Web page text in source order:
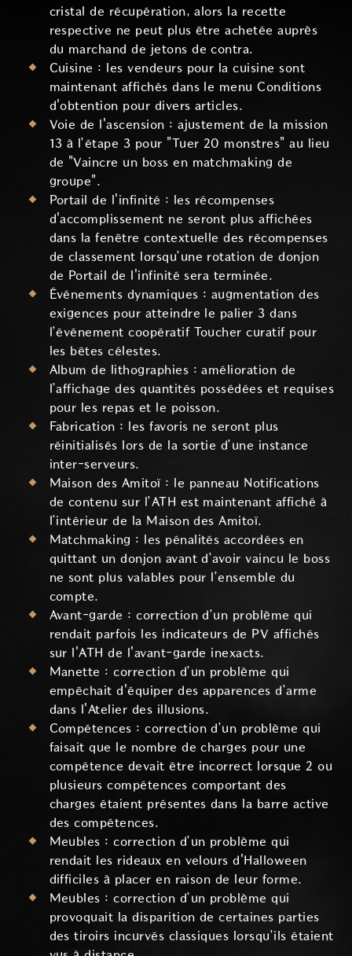
cristal de récupération, alors la recette
respective ne peut plus être achetée auprès
du marchand de jetons de contra.
Cuisine : les vendeurs pour la cuisine sont
maintenant affichés dans le menu Conditions
d'obtention pour divers articles.
Voie de l'ascension : ajustement de la mission
13 à l’étape 3 pour "Tuer 20 monstres" au lieu
de "Vaincre un boss en matchmaking de
groupe".
Portail de l'infinité : les récompenses
d'accomplissement ne seront plus affichées
dans la fenêtre contextuelle des récompenses
de classement lorsqu’une rotation de donjon
de Portail de l'infinité sera terminée.
Événements dynamiques : augmentation des
exigences pour atteindre le palier 3 dans
l’événement coopératif Toucher curatif pour
les bêtes célestes.
Album de lithographies : amélioration de
l’affichage des quantités possédées et requises
pour les repas et le poisson.
Fabrication : les favoris ne seront plus
réinitialisés lors de la sortie d’une instance
inter-serveurs.
Maison des Amitoï : le panneau Notifications
de contenu sur l’ATH est maintenant affiché à
l’intérieur de la Maison des Amitoï.
Matchmaking : les pénalités accordées en
quittant un donjon avant d’avoir vaincu le boss
ne sont plus valables pour l’ensemble du
compte.
Avant-garde : correction d’un problème qui
rendait parfois les indicateurs de PV affichés
sur l'ATH de l'avant-garde inexacts.
Manette : correction d’un problème qui
empêchait d'équiper des apparences d’arme
dans l'Atelier des illusions.
Compétences : correction d’un problème qui
faisait que le nombre de charges pour une
compétence devait être incorrect lorsque 2 ou
plusieurs compétences comportant des
charges étaient présentes dans la barre active
des compétences.
Meubles : correction d’un problème qui
rendait les rideaux en velours d'Halloween
difficiles à placer en raison de leur forme.
Meubles : correction d’un problème qui
provoquait la disparition de certaines parties
des tiroirs incurvés classiques lorsqu’ils étaient